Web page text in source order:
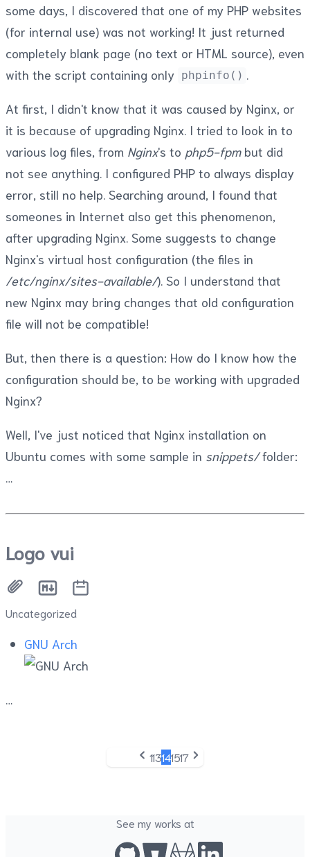
some days, I discovered that one of my PHP websites
(for internal use) was not working! It just returned
completely blank page (no text or HTML source), even
with the script containing only phpinfo()
At first, I didn't know that it was caused by Nginx, or
it is because of upgrading Nginx. I tried to look in to
various log files, from Nginx's to php5-fpmbut did
not see anything. I configured PHP to always display
error, still no help. Searching around, I found that
someones in Internet also get this phenomenon,
after upgrading Nginx. Some suggests to change
Nginx's virtual host configuration (the files in
/etc/nginx/sites-available/). So I understand that
new Nginx may bring changes that old configuration
file will not be compatible!
But, then there is a question: How do I know how the
configuration should be, to be working with upgraded
Nginx?
Well, I've just noticed that Nginx installation on
Ubuntu comes with some sample in snippets/folder:
Logo vui
Uncategorized
GNU Arch
Previous
113141517Next
See my works at